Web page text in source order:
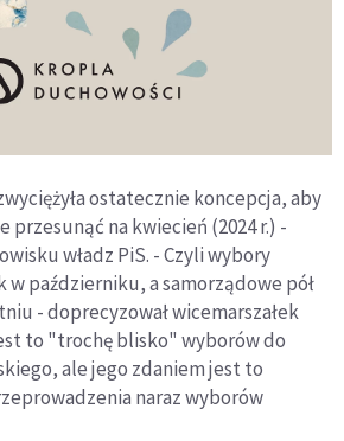
ostatecznie koncepcja, aby
przesunąć na kwiecień (2024 r.) -
władz PiS. - Czyli wybory
w październiku, a samorządowe pół
- doprecyzował wicemarszałek
to "trochę blisko" wyborów do
ale jego zdaniem jest to
naraz wyborów